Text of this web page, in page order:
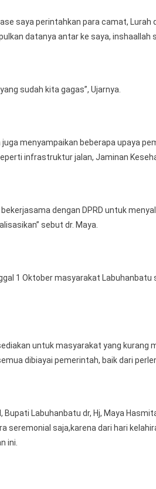
saya perintahkan para camat, Lurah
datanya antar ke saya, inshaallah
sudah kita gagas”, Ujarnya.
menyampaikan beberapa upaya
infrastruktur jalan, Jaminan
dengan DPRD untuk
sebut dr. Maya.
1 Oktober masyarakat Labuhanbatu
untuk masyarakat yang kurang
dibiayai pemerintah, baik dari
Labuhanbatu dr, Hj, Maya
seremonial saja,karena dari hari
ini.